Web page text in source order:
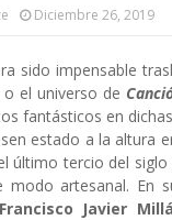
Diciembre 26, 2019
sido impensable
o el universo de
fantásticos en
estado a la altura
último tercio del
modo artesanal. En
Francisco Javier